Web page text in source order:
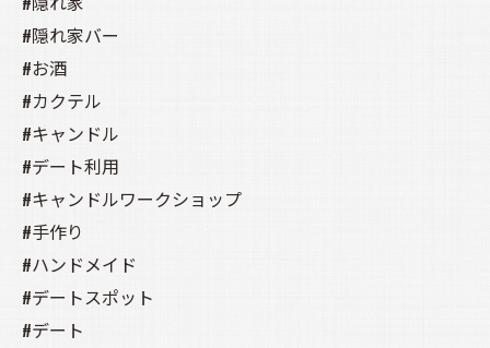
#隠れ家バー
#お酒
#カクテル
#キャンドル
#デート利用
#キャンドルワークショップ
#手作り
#ハンドメイド
#デートスポット
#デート